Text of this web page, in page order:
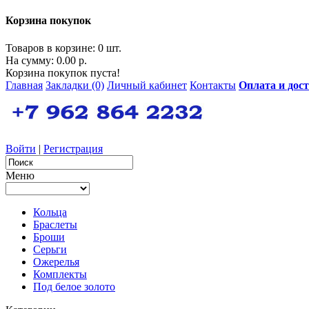
Корзина покупок
Товаров в корзине: 0 шт.
На сумму: 0.00 р.
Корзина покупок пуста!
Главная Закладки (0) Личный кабинет Контакты Оплата и
Войти | Регистрация
Меню
Кольца
Браслеты
Броши
Серьги
Ожерелья
Комплекты
Под белое золото